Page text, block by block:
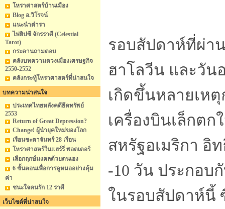
โหราศาสตร์บ้านเมือง
Blog อ.วิโรจน์
แนะนำตำรา
ไพ่ยิปซี จักรราศี (Celestial
Tarot)
กระดานถามตอบ
คลังบทความดวงเมืองเศรษฐกิจ
2550-2552
คลังกระทู้โหราศาสตร์ที่น่าสนใจ
บทความน่าสนใจ
ประเทศไทยหลังคดียึดทรัพย์
2553
Return of Great Depression?
Change! ผู้นำยุคใหม่ของโลก
เรือนชะตาจันทร์ 28 เรือน
โหราศาสตร์ในแฮร์รี่ พอตเตอร์
เลือกฤกษ์มงคลด้วยตนเอง
6 ขั้นตอนเพื่อการดูหมออย่างคุ้ม
ค่า
ชนะใจคนรัก 12 ราศี
เว็บไซต์ที่น่าสนใจ
รอบสัปดาห์ที่ผ่า
ฮาโลวีน และวั
เกิดขึ้นหลายเห
เครื่องบินเล็กต
สหรัฐอเมริกา อิ
-10 วัน ประกอบ
ในรอบสัปดาห์นี้